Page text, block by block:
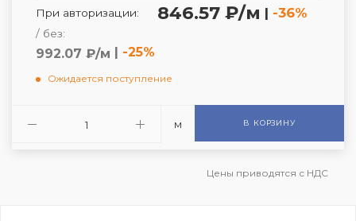
При авторизации: 846.57 ₽/м | -36%
/ без:
992.07 ₽/м | -25%
Ожидается поступление
м В КОРЗИНУ
Цены приводятся с НДС